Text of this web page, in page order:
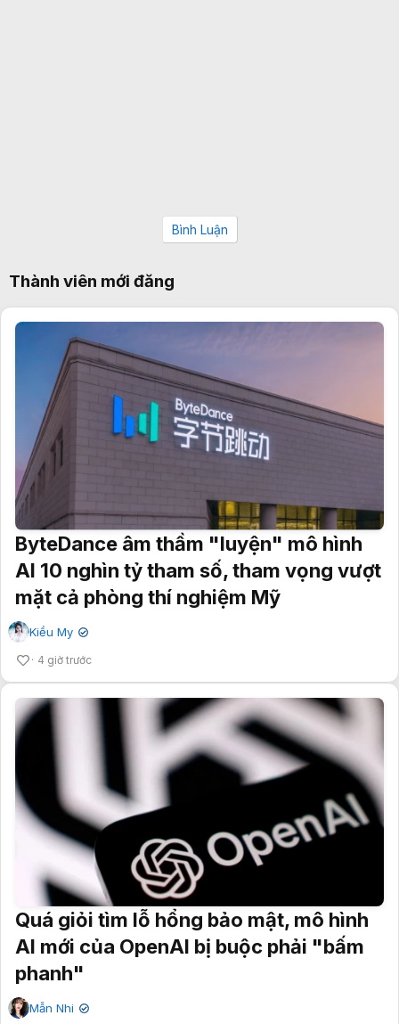
Bình Luận
Thành viên mới đăng
ByteDance âm thầm "luyện" mô hình
AI 10 nghìn tỷ tham số, tham vọng vượt
mặt cả phòng thí nghiệm Mỹ
Kiều My ✔
4 giờ trước
Quá giỏi tìm lỗ hổng bảo mật, mô hình
AI mới của OpenAI bị buộc phải "bấm
phanh"
Mẫn Nhi ✔